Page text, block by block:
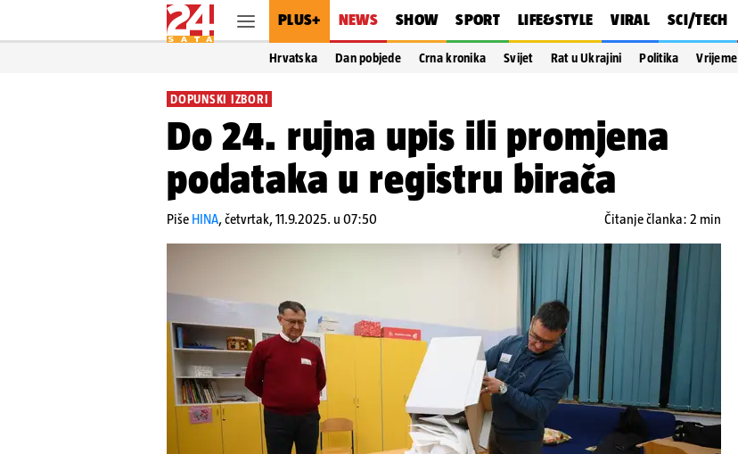
PLUS+ NEWS SHOW SPORT LIFE&STYLE VIRAL SCI/TECH
Hrvatska Dan pobjede Crna kronika Svijet Rat u Ukrajini Politika Vrijeme
DOPUNSKI IZBORI
Do 24. rujna upis ili promjena
podataka u registru birača
Piše HINA,četvrtak, 11.9.2025. u 07:50 Čitanje članka: 2 min